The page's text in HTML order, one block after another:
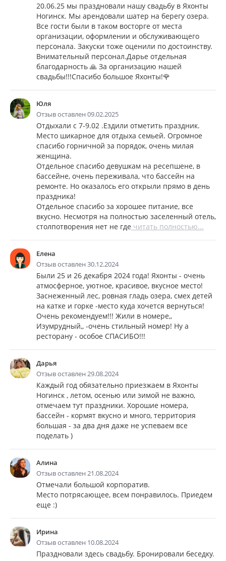
20.06.25 мы праздновали нашу свадьбу в Яхонты
Ногинск. Мы арендовали шатер на берегу озера.
Все гости были в таком восторге от места
организации, оформлении и обслуживающего
персонала. Закуски тоже оценили по достоинству.
Внимательный персонал.Дарье отдельная
благодарность 🙏 За организацию нашей
свадьбы!!!Спасибо большое Яхонты!🌹
Юля
Отзыв оставлен 09.02.2025
Отдыхали с 7-9.02 .Ездили отметить праздник.
Место шикарное для отдыха семьей. Огромное
спасибо горничной за порядок, очень милая
женщина.
Отдельное спасибо девушкам на ресепшене, в
бассейне, очень переживала, что бассейн на
ремонте. Но оказалось его открыли прямо в день
праздника!
Отдельное спасибо за хорошее питание, все
вкусно. Несмотря на полностью заселенный отель,
столпотворения нет не где читать полностью...
Елена
Отзыв оставлен 30.12.2024
Были 25 и 26 декабря 2024 года! Яхонты - очень
атмосферное, уютное, красивое, вкусное место!
Заснеженный лес, ровная гладь озера, смех детей
на катке и горке -место куда хочется вернуться!
Очень рекомендуем!!! Жили в номере,,
Изумрудный,, -очень стильный номер! Ну а
ресторану - особое СПАСИБО!!!
Дарья
Отзыв оставлен 29.08.2024
Каждый год обязательно приезжаем в Яхонты
Ногинск , летом, осенью или зимой не важно,
отмечаем тут праздники. Хорошие номера,
бассейн - кормят вкусно и много, территория
большая - за два дня даже не успеваем все
поделать )
Алина
Отзыв оставлен 21.08.2024
Отмечали большой корпоратив.
Место потрясающее, всем понравилось. Приедем
еще :)
Ирина
Отзыв оставлен 10.08.2024
Праздновали здесь свадьбу. Бронировали беседку.